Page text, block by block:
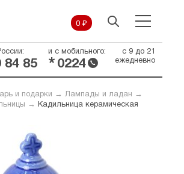
0 ₽
84 85
и с мобильного:
* 0224
с 9 до 21
ежедневно
и подарки → Лампады и ладан →
→ Кадильница керамическая